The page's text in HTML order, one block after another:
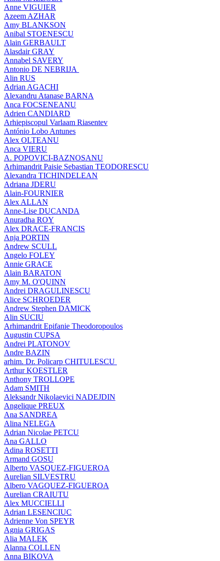
Anne VIGUIER
Azeem AZHAR
Amy BLANKSON
Anibal STOENESCU
Alain GERBAULT
Alasdair GRAY
Annabel SAVERY
Antonio DE NEBRIJA
Alin RUS
Adrian AGACHI
Alexandru Atanase BARNA
Anca FOCSENEANU
Adrien CANDIARD
Arhiepiscopul Varlaam Riasentev
António Lobo Antunes
Alex OLTEANU
Anca VIERU
A. POPOVICI-BAZNOSANU
Arhimandrit Paisie Sebastian TEODORESCU
Alexandra TICHINDELEAN
Adriana JDERU
Alain-FOURNIER
Alex ALLAN
Anne-Lise DUCANDA
Anuradha ROY
Alex DRACE-FRANCIS
Anja PORTIN
Andrew SCULL
Angelo FOLEY
Annie GRACE
Alain BARATON
Amy M. O'QUINN
Andrei DRAGULINESCU
Alice SCHROEDER
Andrew Stephen DAMICK
Alin SUCIU
Arhimandrit Epifanie Theodoropoulos
Augustin CUPSA
Andrei PLATONOV
Andre BAZIN
arhim. Dr. Policarp CHITULESCU
Arthur KOESTLER
Anthony TROLLOPE
Adam SMITH
Aleksandr Nikolaevici NADEJDIN
Angelique PREUX
Ana SANDREA
Alina NELEGA
Adrian Nicolae PETCU
Ana GALLO
Adina ROSETTI
Armand GOSU
Alberto VASQUEZ-FIGUEROA
Aurelian SILVESTRU
Albero VAGQUEZ-FIGUEROA
Aurelian CRAIUTU
Alex MUCCIELLI
Adrian LESENCIUC
Adrienne Von SPEYR
Agnia GRIGAS
Alia MALEK
Alanna COLLEN
Anna BIKOVA